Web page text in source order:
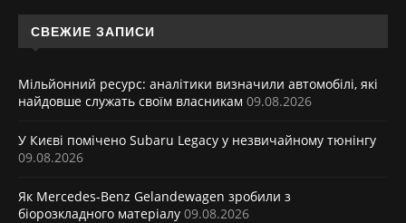
СВЕЖИЕ ЗАПИСИ
Мільйонний ресурс: аналітики визначили автомобілі, які
найдовше служать своїм власникам 09.08.2026
У Києві помічено Subaru Legacy у незвичайному тюнінгу
09.08.2026
Як Mercedes-Benz Gelandewagen зробили з
біорозкладного матеріалу 09.08.2026